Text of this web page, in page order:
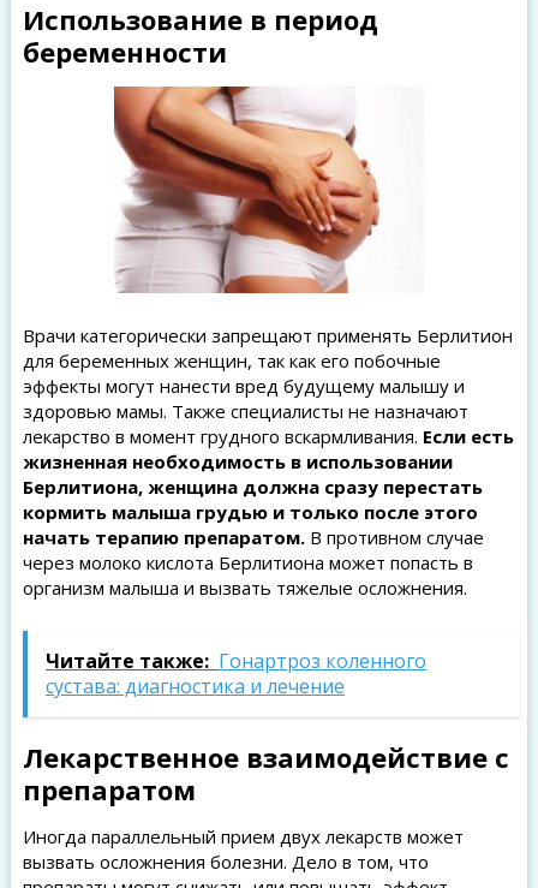
Использование в период
беременности
Врачи категорически запрещают применять Берлитион
для беременных женщин, так как его побочные
эффекты могут нанести вред будущему малышу и
здоровью мамы. Также специалисты не назначают
лекарство в момент грудного вскармливания. Если есть
жизненная необходимость в использовании
Берлитиона, женщина должна сразу перестать
кормить малыша грудью и только после этого
начать терапию препаратом.В противном случае
через молоко кислота Берлитиона может попасть в
организм малыша и вызвать тяжелые осложнения.
Читайте также: Гонартроз коленного
сустава: диагностика и лечение
Лекарственное взаимодействие с
препаратом
Иногда параллельный прием двух лекарств может
вызвать осложнения болезни. Дело в том, что